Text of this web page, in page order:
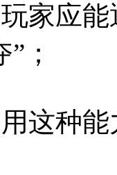
家应
；
这种